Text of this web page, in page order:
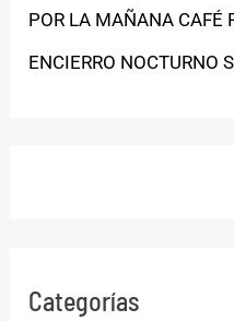
POR LA MAÑANA CAFÉ
ENCIERRO NOCTURNO
Categorías